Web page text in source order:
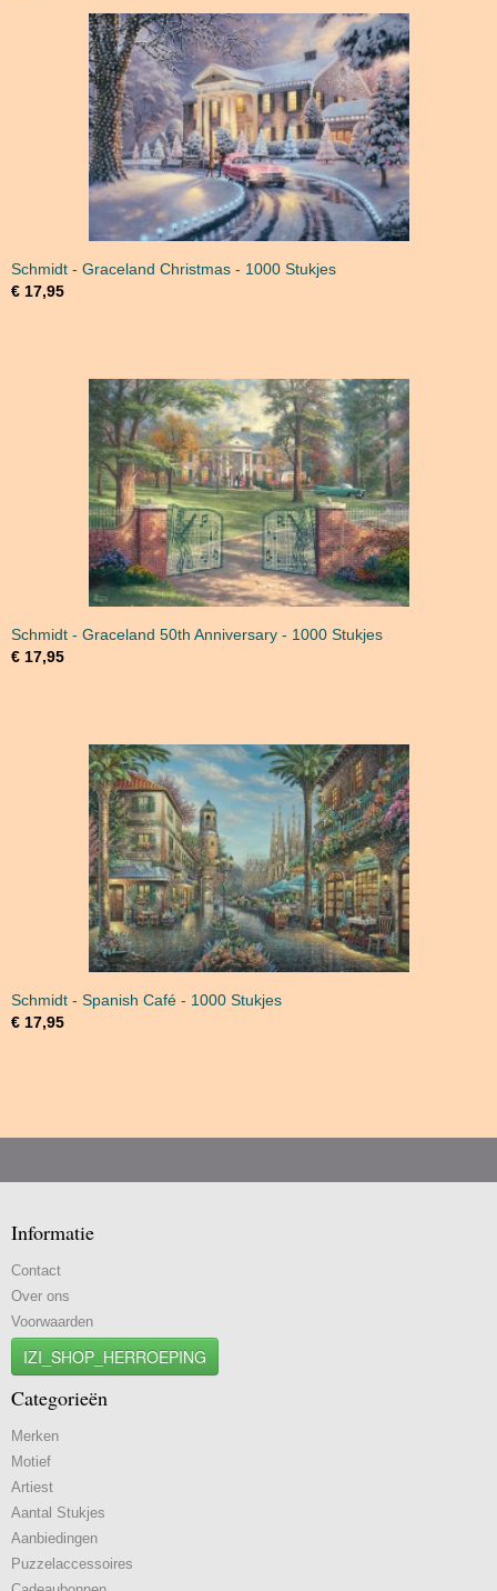
Schmidt - Graceland Christmas - 1000 Stukjes
€ 17,95
Schmidt - Graceland 50th Anniversary - 1000 Stukjes
€ 17,95
Schmidt - Spanish Café - 1000 Stukjes
€ 17,95
Informatie
Contact
Over ons
Voorwaarden
IZI_SHOP_HERROEPING
Categorieën
Merken
Motief
Artiest
Aantal Stukjes
Aanbiedingen
Puzzelaccessoires